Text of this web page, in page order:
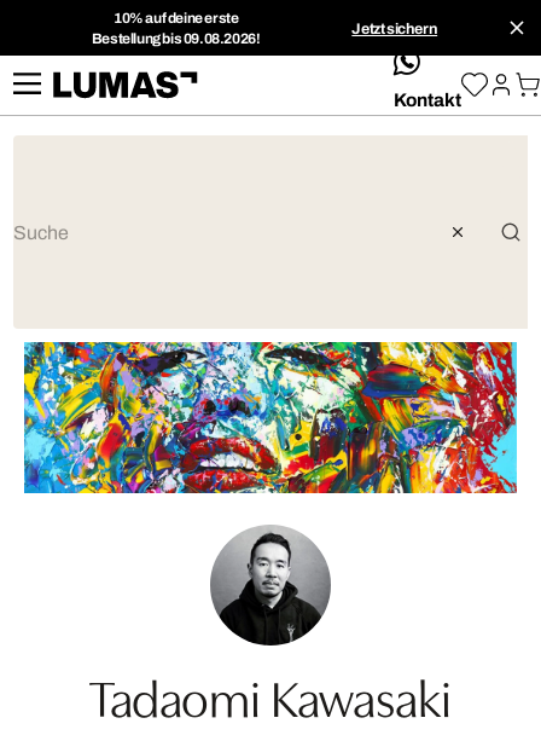
10% auf deine erste
Bestellung bis 09.08.2026!
Jetzt sichern
whatsApp
Kontakt
Tadaomi Kawasaki